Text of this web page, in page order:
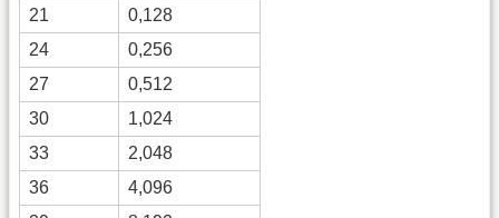
21
0,128
24
0,256
27
0,512
30
1,024
33
2,048
36
4,096